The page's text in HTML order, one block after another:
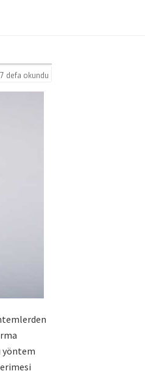
defa okundu
yöntem